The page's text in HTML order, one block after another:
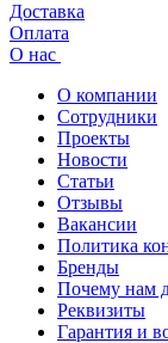
Доставка
Оплата
О нас
О компании
Сотрудники
Проекты
Новости
Статьи
Отзывы
Вакансии
Политика
Бренды
Почему нам
Реквизиты
Гарантия и